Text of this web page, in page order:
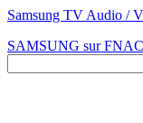
Samsung TV Audio /
SAMSUNG sur